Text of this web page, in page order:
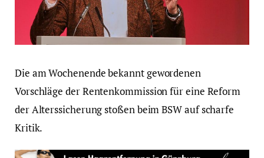
Die am Wochenende bekannt gewordenen
Vorschläge der Rentenkommission für eine Reform
der Alterssicherung stoßen beim BSW auf scharfe
Kritik.